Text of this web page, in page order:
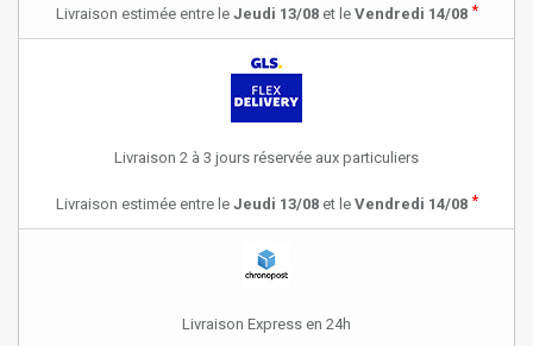
Livraison estimée entre le Jeudi 13/08et le Vendredi 14/08 *
Livraison 2 à 3 jours réservée aux particuliers
Livraison estimée entre le Jeudi 13/08et le Vendredi 14/08 *
Livraison Express en 24h